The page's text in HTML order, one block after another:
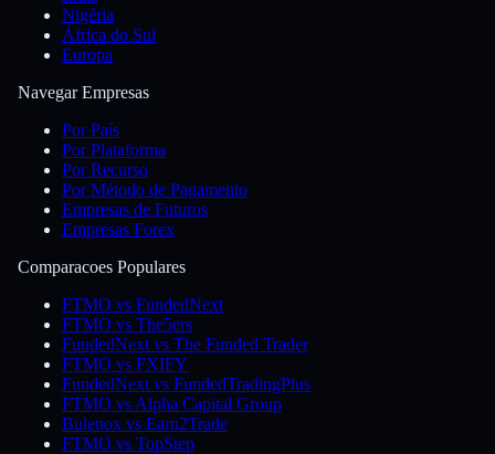
Nigéria
África do Sul
Europa
Navegar Empresas
Por País
Por Plataforma
Por Recurso
Por Método de Pagamento
Empresas de Futuros
Empresas Forex
Comparacoes Populares
FTMO vs FundedNext
FTMO vs The5ers
FundedNext vs The Funded Trader
FTMO vs FXIFY
FundedNext vs FundedTradingPlus
FTMO vs Alpha Capital Group
Bulenox vs Earn2Trade
FTMO vs TopStep